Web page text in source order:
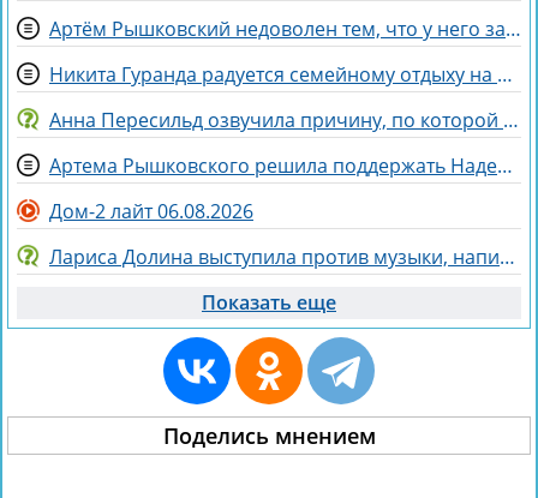
Артём Рышковский недоволен тем, что у него забрали баллы в конкурсе "Человек года"
Никита Гуранда радуется семейному отдыху на Майорке
Анна Пересильд озвучила причину, по которой она выбрала курс Дарьи Мороз
Артема Рышковского решила поддержать Надежда Ермакова
Дом-2 лайт 06.08.2026
Лариса Долина выступила против музыки, написанной искусственным интеллектом
Показать еще
Поделись мнением